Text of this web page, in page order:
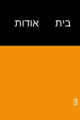
בית אודות